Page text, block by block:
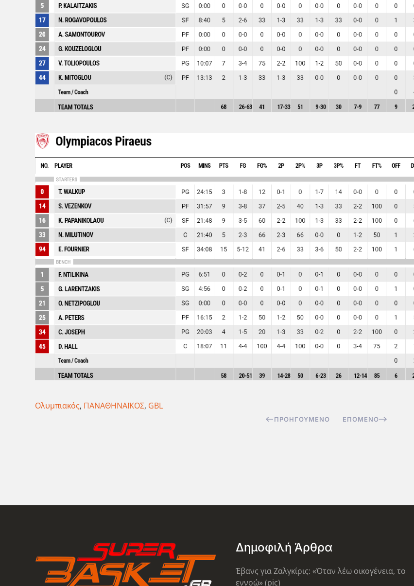
Ολυμπιακός, ΠΑΝΑΘΗΝΑΪΚΟΣ, GBL
ΠΡΟΗΓΟΎΜΕΝΟ ΕΠΌΜΕΝΟ
Δημοφιλή Άρθρα
Έβανς για Ζαλγκίρις: «Όταν λέω οικογένεια, το
εννοώ» (pic)